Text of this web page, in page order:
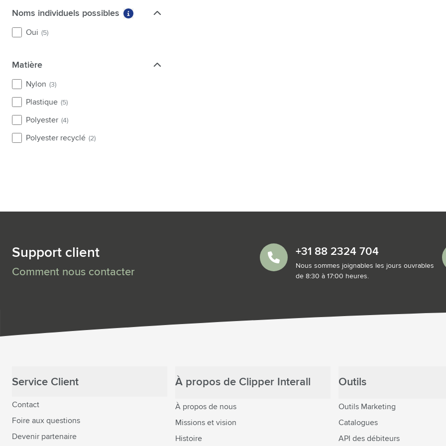
Noms individuels possibles
Noms individuels possibles
Plus d'informations sur le filtre Noms individuels possibles :
Oui (5)
Matière
Matière
Nylon (3)
Plastique (5)
Polyester (4)
Polyester recyclé (2)
Support client
Comment nous contacter
+31 88 2324 704
Nous sommes joignables les jours ouvrables
de 8:30 à 17:00 heures.
Service Client
Contact
Foire aux questions
Devenir partenaire
À propos de Clipper Interall
À propos de nous
Missions et vision
Histoire
Outils
Outils Marketing
Catalogues
API des débiteurs